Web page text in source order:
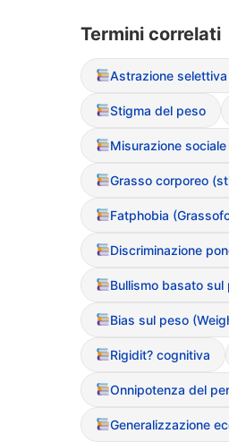
Termini correlati
Stigma del peso
Fatphobia
Bullismo basato sul
Bias sul peso
Rigidit? cognitiva
Onnipotenza del
Generalizzazione